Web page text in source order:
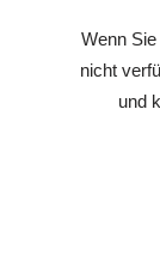
Wenn
nicht
und